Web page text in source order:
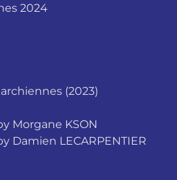
2024
(2023)
Morgane KSON
Damien LECARPENTIER